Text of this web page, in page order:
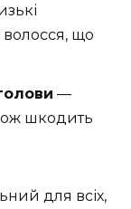
волосся, що
—
шкодить
для всіх,